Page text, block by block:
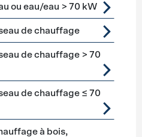
ou eau/eau > 70 kW
de chauffage
de chauffage > 70
de chauffage ≤ 70
à bois,